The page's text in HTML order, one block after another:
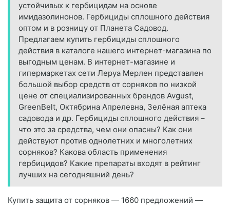
устойчивых к гербицидам на основе
имидазолинонов. Гербициды сплошного действия
оптом и в розницу от Планета Садовод.
Предлагаем купить гербициды сплошного
действия в каталоге нашего интернет-магазина по
выгодным ценам. В интернет-магазине и
гипермаркетах сети Леруа Мерлен представлен
большой выбор средств от сорняков по низкой
цене от специализированных брендов Avgust,
GreenBelt, Октябрина Апрелевна, Зелёная аптека
садовода и др. Гербициды сплошного действия –
что это за средства, чем они опасны? Как они
действуют против однолетних и многолетних
сорняков? Какова область применения
гербицидов? Какие препараты входят в рейтинг
лучших на сегодняшний день?
Купить защита от сорняков — 1660 предложений —